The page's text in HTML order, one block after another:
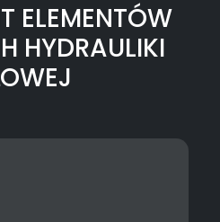
ELEMENTÓW
HYDRAULIKI